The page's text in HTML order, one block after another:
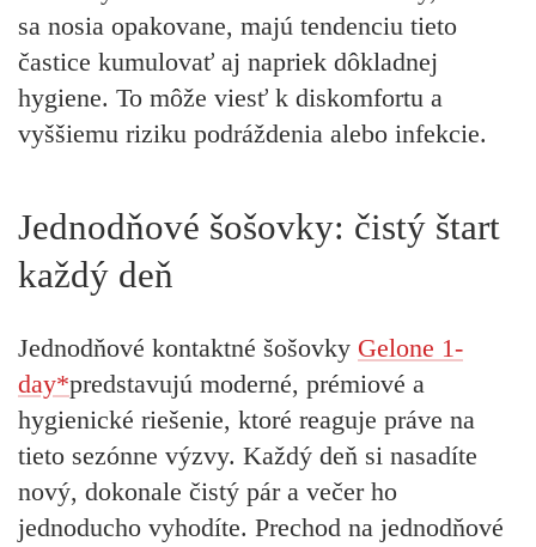
sa nosia opakovane, majú tendenciu tieto
častice kumulovať aj napriek dôkladnej
hygiene. To môže viesť k diskomfortu a
vyššiemu riziku podráždenia alebo infekcie.
Jednodňové šošovky: čistý štart
každý deň
Jednodňové kontaktné šošovky Gelone 1-
day*predstavujú moderné, prémiové a
hygienické riešenie, ktoré reaguje práve na
tieto sezónne výzvy. Každý deň si nasadíte
nový, dokonale čistý pár a večer ho
jednoducho vyhodíte. Prechod na jednodňové